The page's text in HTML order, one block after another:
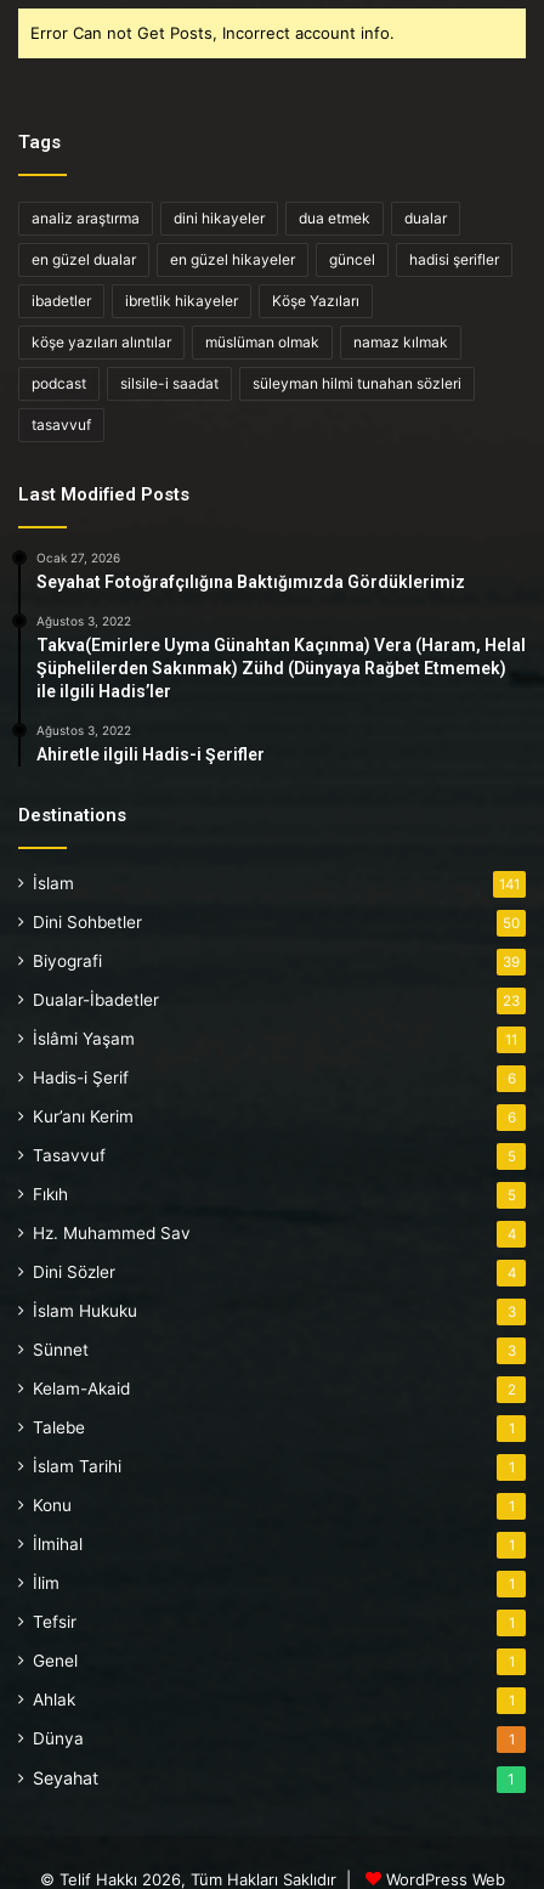
Error Can not Get Posts, Incorrect account info.
Tags
analiz araştırma dini hikayeler dua etmek dualar
en güzel dualar en güzel hikayeler güncel hadisi şerifler
ibadetler ibretlik hikayeler Köşe Yazıları
köşe yazıları alıntılar müslüman olmak namaz kılmak
podcast silsile-i saadat süleyman hilmi tunahan sözleri
tasavvuf
Last Modified Posts
Ocak 27, 2026
Seyahat Fotoğrafçılığına Baktığımızda Gördüklerimiz
Ağustos 3, 2022
Takva(Emirlere Uyma Günahtan Kaçınma) Vera (Haram, Helal
Şüphelilerden Sakınmak) Zühd (Dünyaya Rağbet Etmemek)
ile ilgili Hadis’ler
Ağustos 3, 2022
Ahiretle ilgili Hadis-i Şerifler
Destinations
İslam 141
Dini Sohbetler 50
Biyografi 39
Dualar-İbadetler 23
İslâmi Yaşam 11
Hadis-i Şerif 6
Kur’anı Kerim 6
Tasavvuf 5
Fıkıh 5
Hz. Muhammed Sav 4
Dini Sözler 4
İslam Hukuku 3
Sünnet 3
Kelam-Akaid 2
Talebe 1
İslam Tarihi 1
Konu 1
İlmihal 1
İlim 1
Tefsir 1
Genel 1
Ahlak 1
Dünya 1
Seyahat 1
© Telif Hakkı 2026, Tüm Hakları Saklıdır | WordPress Web